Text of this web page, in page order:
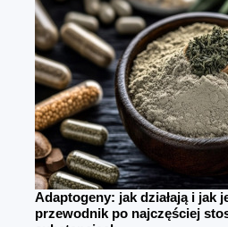
Adaptogeny: jak działają i jak
przewodnik po najczęściej